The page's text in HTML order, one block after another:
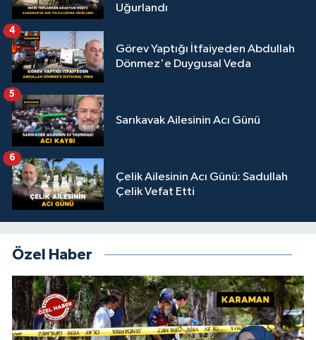
Uğurlandı
Görev Yaptığı İtfaiyeden Abdullah
Dönmez'e Duygusal Veda
4
Sarıkavak Ailesinin Acı Günü
5
Çelik Ailesinin Acı Günü: Sadullah
Çelik Vefat Etti
6
Özel Haber